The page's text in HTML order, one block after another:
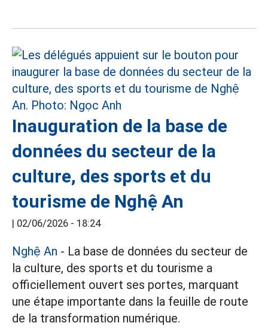
Inauguration de la base de
données du secteur de la
culture, des sports et du
tourisme de Nghệ An
| 02/06/2026 - 18:24
Nghệ An - La base de données du secteur de
la culture, des sports et du tourisme a
officiellement ouvert ses portes, marquant
une étape importante dans la feuille de route
de la transformation numérique.